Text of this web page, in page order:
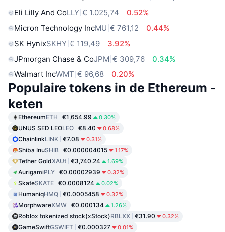
Eli Lilly And CoLLY € 1.025,74
0.52%
Micron Technology IncMU € 761,12
0.44%
SK HynixSKHY € 119,49
3.92%
JPmorgan Chase & CoJPM € 309,76
0.34%
Walmart IncWMT € 96,68 0.20%
Populaire tokens in de Ethereum -
keten
EthereumETH €1,654.99 0.30%
UNUS SED LEOLEO €8.40 0.68%
ChainlinkLINK €7.08 0.31%
Shiba InuSHIB €0.000004015 1.17%
Tether GoldXAUt €3,740.24 1.69%
AurigamiPLY €0.00002939 0.32%
SkateSKATE €0.0008124 0.02%
HumaniqHMQ €0.0005458 0.32%
MorphwareXMW €0.000134 1.26%
Roblox tokenized stock(xStock)RBLXX €31.90 0.32%
GameSwiftGSWIFT €0.000327 0.01%